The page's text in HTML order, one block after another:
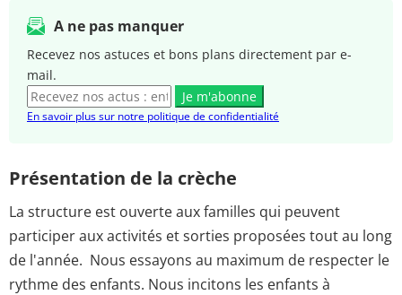
A ne pas manquer
Recevez nos astuces et bons plans directement par e-
mail.
Je m'abonne
En savoir plus sur notre politique de confidentialité
Présentation de la crèche
La structure est ouverte aux familles qui peuvent
participer aux activités et sorties proposées tout au long
de l'année. Nous essayons au maximum de respecter le
rythme des enfants. Nous incitons les enfants à